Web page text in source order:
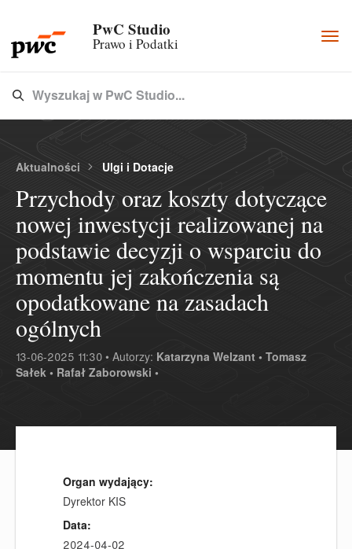
PwC Studio
Prawo i Podatki
Type 3 or more characters for results.
Wyszukaj w PwC Studio...
Aktualności Ulgi i Dotacje
Przychody oraz koszty dotyczące
nowej inwestycji realizowanej na
podstawie decyzji o wsparciu do
momentu jej zakończenia są
opodatkowane na zasadach
ogólnych
13-06-2025 11:30 • Autorzy: Katarzyna Welzant • Tomasz
Sałek • Rafał Zaborowski •
Organ wydający:
Dyrektor KIS
Data:
2024-04-02